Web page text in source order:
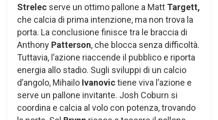
Strelec serve un ottimo pallone a Matt Targett,
che calcia di prima intenzione, ma non trova la
porta. La conclusione finisce tra le braccia di
Anthony Patterson, che blocca senza difficoltà.
Tuttavia, l’azione riaccende il pubblico e riporta
energia allo stadio. Sugli sviluppi di un calcio
d’angolo, Mihailo Ivanovictiene viva l’azione e
serve un pallone invitante. Josh Coburn si
coordina e calcia al volo con potenza, trovando